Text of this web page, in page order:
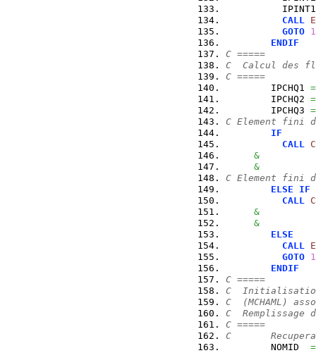
CALL
GOTO
ENDIF
C =====
C  Calcul des
C =====
        IPCHQ1
=
        IPCHQ2
=
        IPCHQ3
=
C Element fini
IF
CALL
&
&
C Element fini de
ELSE
IF
CALL
&
&
ELSE
CALL
GOTO
ENDIF
C =====
C  Initialisation
C  (MCHAML)
C  Remplissage
C =====
C
        NOMID
=